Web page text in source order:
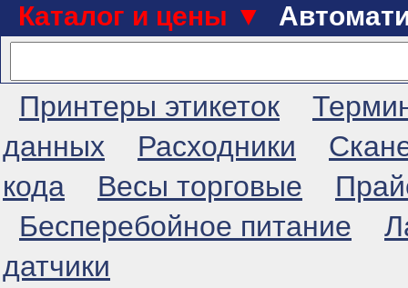
Каталог и цены ▼
Принтеры этикеток
данных
Расходники
кода
Весы торговые
Бесперебойное питание
датчики